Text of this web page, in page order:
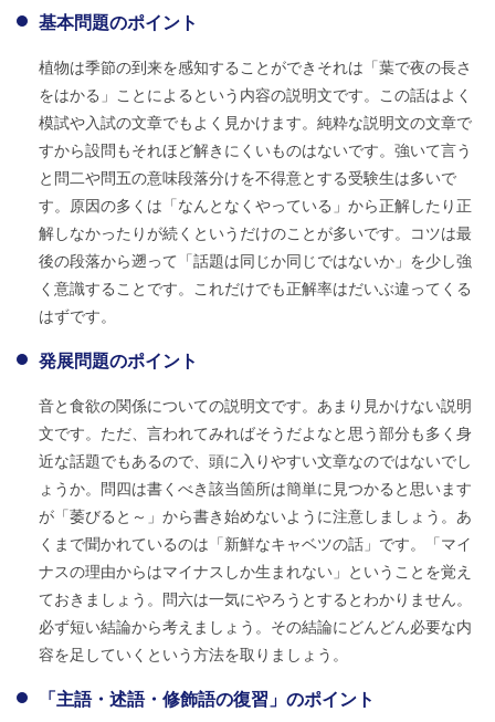
基本問題のポイント
植物は季節の到来を感知することができそれは「葉で夜の長さ
をはかる」ことによるという内容の説明文です。この話はよく
模試や入試の文章でもよく見かけます。純粋な説明文の文章で
すから設問もそれほど解きにくいものはないです。強いて言う
と問二や問五の意味段落分けを不得意とする受験生は多いで
す。原因の多くは「なんとなくやっている」から正解したり正
解しなかったりが続くというだけのことが多いです。コツは最
後の段落から遡って「話題は同じか同じではないか」を少し強
く意識することです。これだけでも正解率はだいぶ違ってくる
はずです。
発展問題のポイント
音と食欲の関係についての説明文です。あまり見かけない説明
文です。ただ、言われてみればそうだよなと思う部分も多く身
近な話題でもあるので、頭に入りやすい文章なのではないでし
ょうか。問四は書くべき該当箇所は簡単に見つかると思います
が「萎びると～」から書き始めないように注意しましょう。あ
くまで聞かれているのは「新鮮なキャベツの話」です。「マイ
ナスの理由からはマイナスしか生まれない」ということを覚え
ておきましょう。問六は一気にやろうとするとわかりません。
必ず短い結論から考えましょう。その結論にどんどん必要な内
容を足していくという方法を取りましょう。
「主語・述語・修飾語の復習」のポイント